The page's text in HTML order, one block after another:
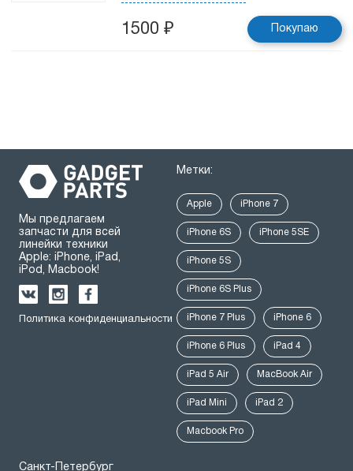
1500 ₽ Покупаю
Мы предлагаем
запчасти для всей
линейки техники
Apple: iPhone, iPad,
iPod, Macbook!
Политика конфиденциальности
Метки:
Apple iPhone 7
iPhone 6S iPhone 5SE
iPhone 5S
iPhone 6S Plus
iPhone 7 Plus iPhone 6
iPhone 6 Plus iPad 4
iPad 5 Air MacBook Air
iPad Mini iPad 2
Macbook Pro
Санкт-Петербург